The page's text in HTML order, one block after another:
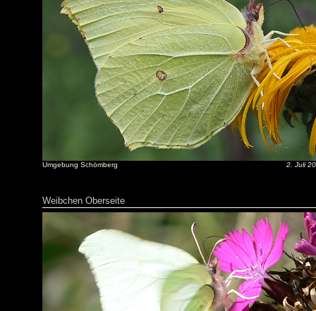
Umgebung Schömberg 2. Juli
Weibchen Oberseite